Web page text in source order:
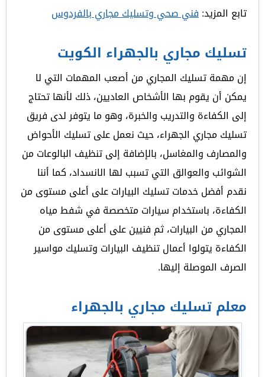
تابع المزيد:فني صحي وتسليك مجاري بالفردوس
تسليك مجاري بالجهراء الكويت
إن مهمة تسليك المجاري من أصعب المهمات التي لا
يمكن أن يقوم بها الأشخاص العاديين، ذلك لأنها تحتاج
إلى الكفاءة والتدريب والخبرة، وهو ما يتوفر لدى فريق
تسليك مجاري الجهراء، حيث نعمل على تسليك الأحواض
والمصارف والمغاسل، بالإضافة إلى تنظيف البالوعات من
الشوائب والعوالق التي تسبب لها الانسداد، كما أننا
نقدم أفضل خدمات تسليك البيارات على أعلى مستوى من
الكفاءة، باستخدام سيارات متخصصة في شفط مياه
المجاري من البيارات، ثم فنيين على أعلى مستوى من
الكفاءة يتولوا أعمال تنظيف البيارات وتسليك مواسير
الصرف الموصلة إليها.
معلم تسليك مجاري بالجهراء